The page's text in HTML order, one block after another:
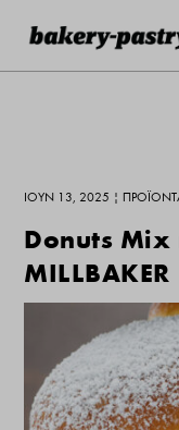
ΙΟΎΝ 13, 2025 |
Donuts Mix
MILLBAKER